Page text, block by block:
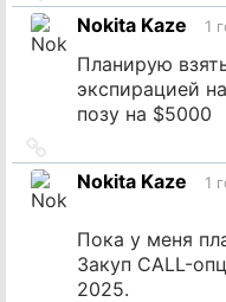
на
источник
Nokita Kaze 1
Планирую
экспирацией
позу на $5000
на
источник
Nokita Kaze 1
Пока у меня
Закуп CALL-
2025.